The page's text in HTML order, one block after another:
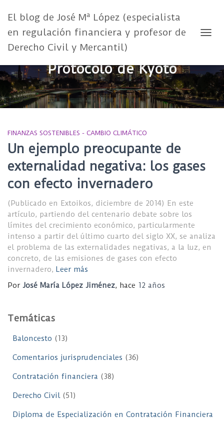
El blog de José Mª López (especialista
en regulación financiera y profesor de
Derecho Civil y Mercantil)
Protocolo de Kyoto
FINANZAS SOSTENIBLES - CAMBIO CLIMÁTICO
Un ejemplo preocupante de
externalidad negativa: los gases
con efecto invernadero
(Publicado en Extoikos, diciembre de 2014) En este
artículo, partiendo del centenario debate sobre los
límites del crecimiento económico, particularmente
intenso a partir del último cuarto del siglo XX, se analiza
el problema de las externalidades negativas, a la luz, en
concreto, de las emisiones de gases con efecto
invernadero, Leer más
Por José María López Jiménez, hace 12 años
Temáticas
Baloncesto (13)
Comentarios jurisprudenciales (36)
Contratación financiera (38)
Derecho Civil(51)
Diploma de Especialización en Contratación Financiera